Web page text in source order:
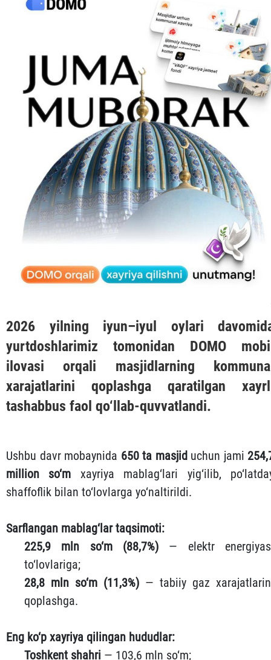
2026 yilning iyun–iyul oylari
yurtdoshlarimiz tomonidan DOMO
ilovasi orqali masjidlarning
xarajatlarini qoplashga qaratilgan
tashabbus faol qo‘llab-quvvatlandi.
Ushbu davr mobaynida 650 ta masjid uchun jami
million so‘m xayriya mablag‘lari yig‘ilib,
shaffoflik bilan to‘lovlarga yo‘naltirildi.
Sarflangan mablag‘lar taqsimoti:
225,9 mln so‘m (88,7%) — elektr
to‘lovlariga;
28,8 mln so‘m (11,3%) — tabiiy gaz
qoplashga.
Eng ko‘p xayriya qilingan hududlar:
Toshkent shahri — 103,6 mln so‘m;